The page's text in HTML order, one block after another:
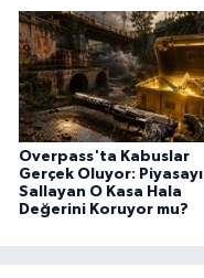
Overpass'ta Kabuslar
Gerçek Oluyor: Piyasayı
Sallayan O Kasa Hala
Değerini Koruyor mu?